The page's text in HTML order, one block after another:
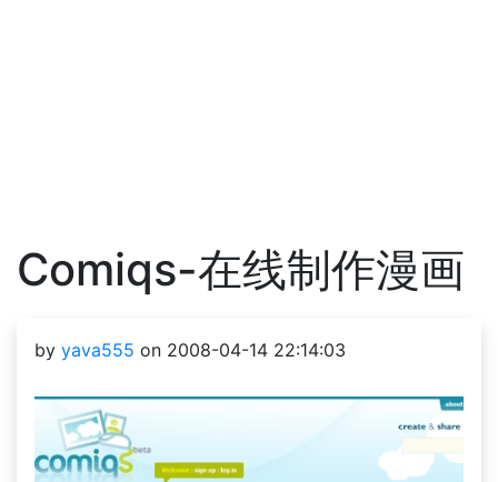
Comiqs-在线制作漫画
by yava555 on 2008-04-14 22:14:03